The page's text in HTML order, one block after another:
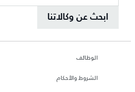
ابحث عن وكالاتنا
الوظائف
الشروط والأحكام